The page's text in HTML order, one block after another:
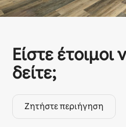
Είστε έτοιμοι
δείτε;
Ζητήστε περιήγηση